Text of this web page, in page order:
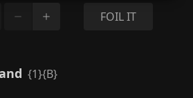
FOIL IT
{1}{B}